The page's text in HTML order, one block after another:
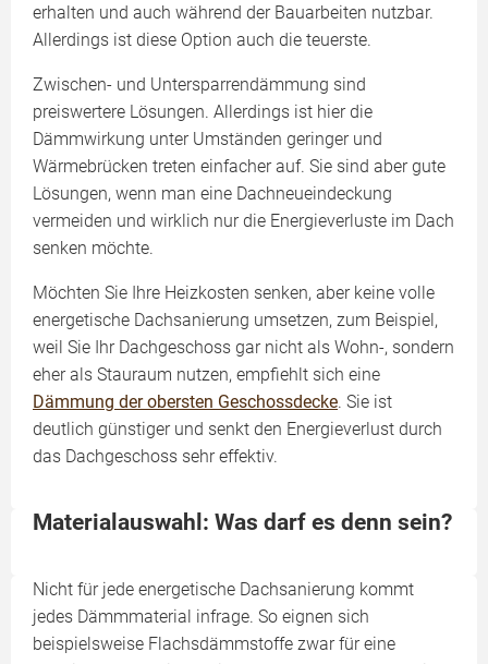
erhalten und auch während der Bauarbeiten nutzbar.
Allerdings ist diese Option auch die teuerste.
Zwischen- und Untersparrendämmung sind
preiswertere Lösungen. Allerdings ist hier die
Dämmwirkung unter Umständen geringer und
Wärmebrücken treten einfacher auf. Sie sind aber gute
Lösungen, wenn man eine Dachneueindeckung
vermeiden und wirklich nur die Energieverluste im Dach
senken möchte.
Möchten Sie Ihre Heizkosten senken, aber keine volle
energetische Dachsanierung umsetzen, zum Beispiel,
weil Sie Ihr Dachgeschoss gar nicht als Wohn-, sondern
eher als Stauraum nutzen, empfiehlt sich eine
Dämmung der obersten Geschossdecke. Sie ist
deutlich günstiger und senkt den Energieverlust durch
das Dachgeschoss sehr effektiv.
Materialauswahl: Was darf es denn sein?
Nicht für jede energetische Dachsanierung kommt
jedes Dämmmaterial infrage. So eignen sich
beispielsweise Flachsdämmstoffe zwar für eine